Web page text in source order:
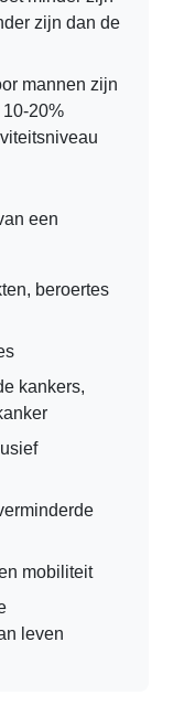
zijn dan de
mannen zijn
20%
een
beroertes
kankers,
mobiliteit
leven